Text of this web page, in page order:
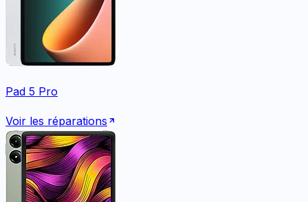
Pad 5 Pro
Voir les réparations